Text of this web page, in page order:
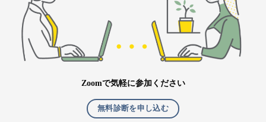
Zoomで気軽に参加ください
無料診断を申し込む